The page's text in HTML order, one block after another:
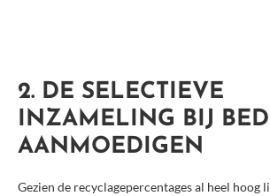
2. DE SELECTIEVE
INZAMELING BIJ
AANMOEDIGEN
Gezien de recyclagepercentages al heel hoog